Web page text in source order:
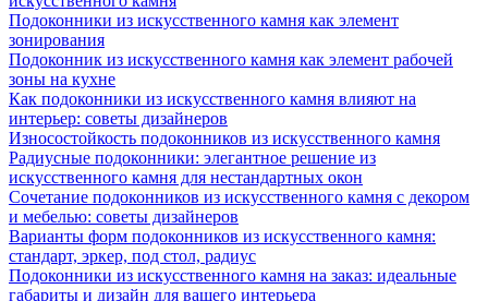
Подоконники из искусственного камня как элемент
зонирования
Подоконник из искусственного камня как элемент рабочей
зоны на кухне
Как подоконники из искусственного камня влияют на
интерьер: советы дизайнеров
Износостойкость подоконников из искусственного камня
Радиусные подоконники: элегантное решение из
искусственного камня для нестандартных окон
Сочетание подоконников из искусственного камня с декором
и мебелью: советы дизайнеров
Варианты форм подоконников из искусственного камня:
стандарт, эркер, под стол, радиус
Подоконники из искусственного камня на заказ: идеальные
габариты и дизайн для вашего интерьера